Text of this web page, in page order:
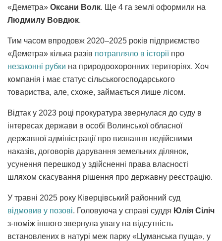
«Деметра» Оксани Волк. Ще 4 га землі оформили на
Людмилу Вовдюк.
Тим часом впродовж 2020–2025 років підприємство
«Деметра» кілька разів потрапляло в історіїпро
незаконні рубки на природоохоронних територіях. Хоч
компанія і має статус сільськогосподарського
товариства, але, схоже, займається лише лісом.
Відтак у 2023 році прокуратура звернулася до суду в
інтересах держави в особі Волинської обласної
державної адміністрації про визнання недійсними
наказів, договорів дарування земельних ділянок,
усунення перешкод у здійсненні права власності
шляхом скасування рішення про державну реєстрацію.
У травні 2025 року Ківерцівський районний суд
відмовив у позові. Головуюча у справі суддя Юлія Сіліч
з-поміж іншого звернула увагу на відсутність
встановлених в натурі меж парку «Цуманська пуща», у